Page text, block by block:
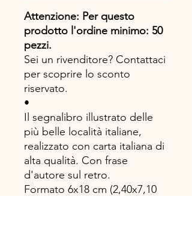
Attenzione: Per questo
prodotto l'ordine minimo: 50
pezzi.
Sei un rivenditore? Contattaci
per scoprire lo sconto
riservato.
•
Il segnalibro illustrato delle
più belle località italiane,
realizzato con carta italiana di
alta qualità. Con frase
d'autore sul retro.
Formato 6x18 cm (2,40x7,10